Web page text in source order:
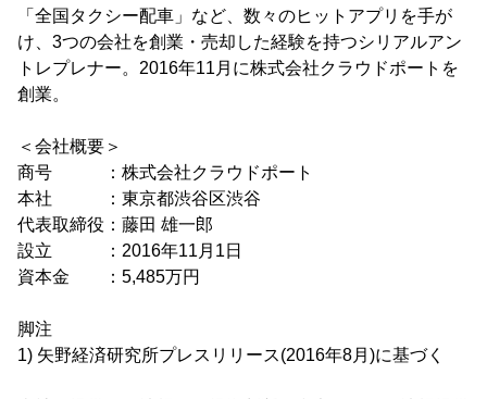
「全国タクシー配車」など、数々のヒットアプリを手が
け、3つの会社を創業・売却した経験を持つシリアルアン
トレプレナー。2016年11月に株式会社クラウドポートを
創業。
＜会社概要＞
商号 ：株式会社クラウドポート
本社 ：東京都渋谷区渋谷
代表取締役：藤田 雄一郎
設立 ：2016年11月1日
資本金 ：5,485万円
脚注
1) 矢野経済研究所プレスリリース(2016年8月)に基づく